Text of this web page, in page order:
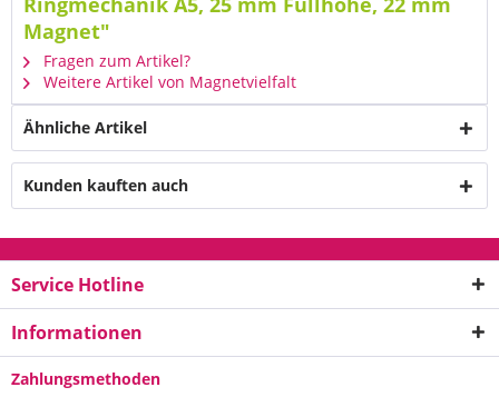
Magnet"
Fragen zum Artikel?
Weitere Artikel von Magnetvielfalt
Ähnliche Artikel
Kunden kauften auch
Service Hotline
Informationen
Zahlungsmethoden